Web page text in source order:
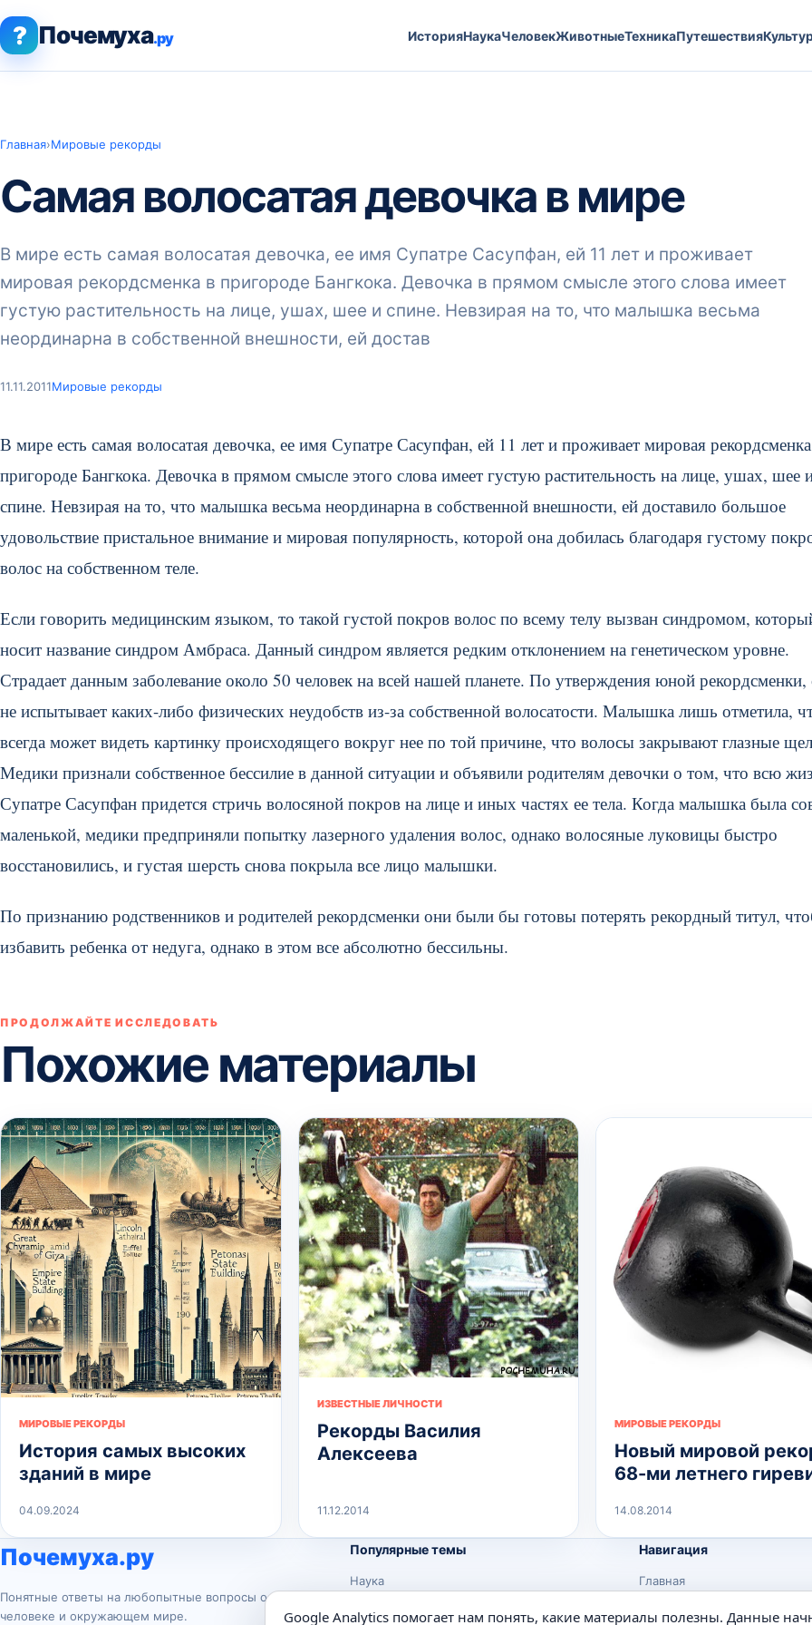
? Почемуха.ру ИсторияНаукаЧеловекЖивотныеТехникаПутешествия
Главная›Мировые рекорды
Самая волосатая девочка в мире
В мире есть самая волосатая девочка, ее имя Супатре Сасупфан, ей 11 лет и проживает
мировая рекордсменка в пригороде Бангкока. Девочка в прямом смысле этого слова имеет
густую растительность на лице, ушах, шее и спине. Невзирая на то, что малышка весьма
неординарна в собственной внешности, ей достав
11.11.2011Мировые рекорды
В мире есть самая волосатая девочка, ее имя Супатре Сасупфан, ей 11 лет и проживает мировая
пригороде Бангкока. Девочка в прямом смысле этого слова имеет густую растительность на лице, ушах, шее
спине. Невзирая на то, что малышка весьма неординарна в собственной внешности, ей доставило большое
удовольствие пристальное внимание и мировая популярность, которой она добилась благодаря густому
волос на собственном теле.
Если говорить медицинским языком, то такой густой покров волос по всему телу вызван синдромом,
носит название синдром Амбраса. Данный синдром является редким отклонением на генетическом уровне.
Страдает данным заболевание около 50 человек на всей нашей планете. По утверждения юной рекордсменки,
не испытывает каких-либо физических неудобств из-за собственной волосатости. Малышка лишь отметила,
всегда может видеть картинку происходящего вокруг нее по той причине, что волосы закрывают глазные
Медики признали собственное бессилие в данной ситуации и объявили родителям девочки о том, что всю
Супатре Сасупфан придется стричь волосяной покров на лице и иных частях ее тела. Когда малышка была
маленькой, медики предприняли попытку лазерного удаления волос, однако волосяные луковицы быстро
восстановились, и густая шерсть снова покрыла все лицо малышки.
По признанию родственников и родителей рекордсменки они были бы готовы потерять рекордный титул,
избавить ребенка от недуга, однако в этом все абсолютно бессильны.
ПРОДОЛЖАЙТЕ ИССЛЕДОВАТЬ
Похожие материалы
МИРОВЫЕ РЕКОРДЫ
История самых высоких
зданий в мире
04.09.2024
ИЗВЕСТНЫЕ ЛИЧНОСТИ
Рекорды Василия
Алексеева
11.12.2014
МИРОВЫЕ РЕКОРДЫ
Новый мировой
68-ми летнего
14.08.2014
Почемуха.ру
Понятные ответы на любопытные вопросы о
человеке и окружающем мире.
Популярные темы
Наука
Навигация
Главная
Google Analytics помогает нам понять, какие материалы полезны. Данные